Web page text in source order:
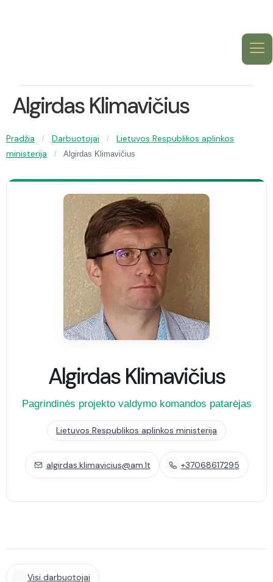
Algirdas Klimavičius
Pradžia / Darbuotojai /
Lietuvos Respublikos aplinkos
ministerija
/ Algirdas Klimavičius
Algirdas Klimavičius
Pagrindinės projekto valdymo komandos patarėjas
Lietuvos Respublikos aplinkos ministerija
algirdas.klimavicius@am.lt +37068617295
Visi darbuotojai